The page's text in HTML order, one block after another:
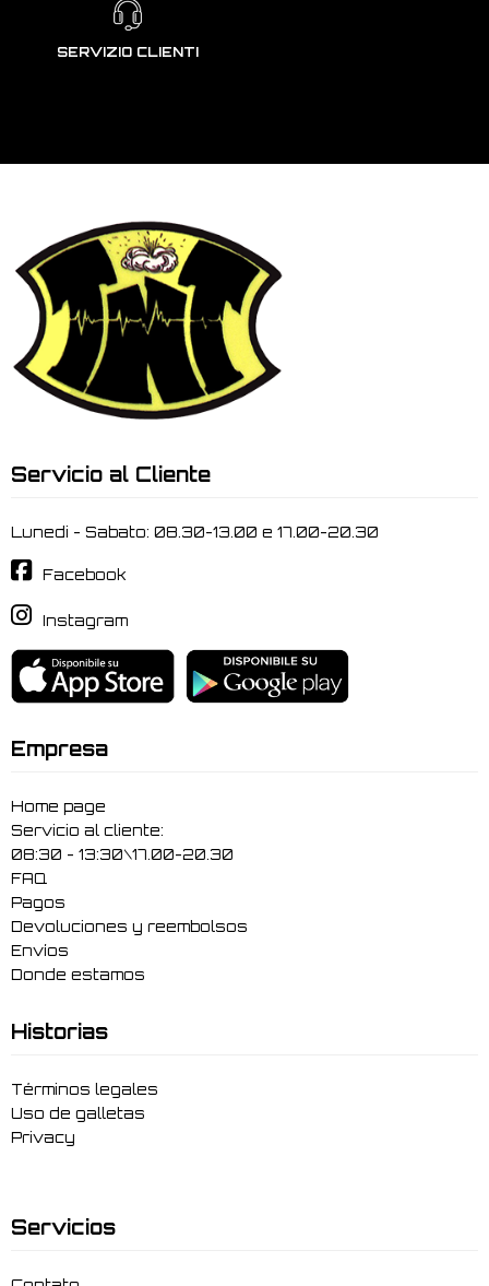
SERVIZIO CLIENTI
Servicio al Cliente
Lunedi - Sabato: 08.30-13.00 e 17.00-20.30
Facebook
Instagram
Empresa
Home page
Servicio al cliente:
08:30 - 13:30\17.00-20.30
FAQ
Pagos
Devoluciones y reembolsos
Envíos
Donde estamos
Historias
Términos legales
Uso de galletas
Privacy
Servicios